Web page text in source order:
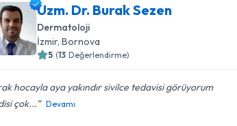
Uzm. Dr. Burak Sezen
Dermatoloji
İzmir, Bornova
5 (13 Değerlendirme)
hocayla aya yakındır sivilce tedavisi görüyorum
çok...
Devamı